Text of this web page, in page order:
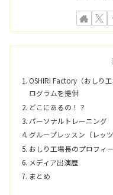
OSHIRI Factory（おしり
ログラムを提供
どこにあるの！？
パーソナルトレーニング
グループレッスン（レッ
おしり工場長のプロフィ
メディア出演歴
まとめ